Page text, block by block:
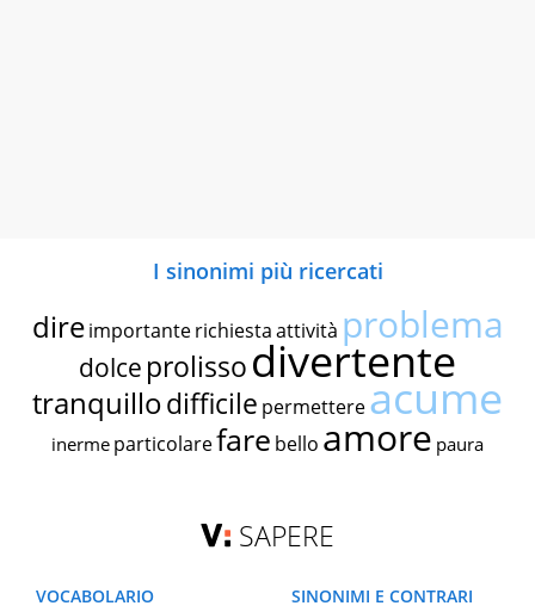
I sinonimi più ricercati
dire importante richiestaattività problema
dolce prolissodivertente
tranquillodifficile permettereacume
inerme particolarefare bello amore paura
SAPERE
VOCABOLARIO
SINONIMI E CONTRARI